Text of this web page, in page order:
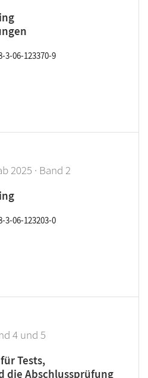
3-06-123370-9
2025 · Band 2
3-06-123203-0
4 und 5
Tests,
die Abschlussprüfung